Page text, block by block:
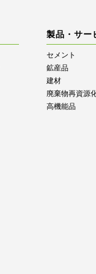
製品・サー
セメント
鉱産品
建材
廃棄物再資源
高機能品